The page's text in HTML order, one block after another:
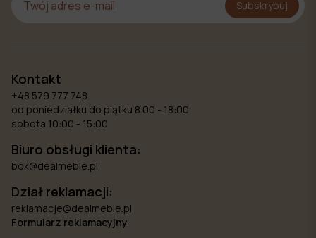
Subskrybuj
Kontakt
+48 579 777 748
od poniedziałku do piątku 8.00 - 18:00
sobota 10:00 - 15:00
Biuro obsługi klienta:
bok@dealmeble.pl
Dział reklamacji:
reklamacje@dealmeble.pl
Formularz reklamacyjny